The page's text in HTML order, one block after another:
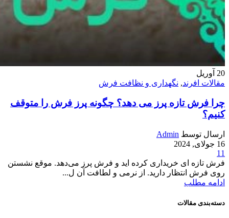
20 آوریل
مقالات افرند, نگهداری و نظافت فرش
چرا فرش تازه پرز می دهد؟ چگونه پرز فرش را متوقف
کنیم؟
ارسال توسط Admin
16 جولای, 2024
11
فرش تازه ای خریداری کرده اید و فرش پرز می‌دهد. موقع نشستن
روی فرش انتظار دارید. از نرمی و لطافت آن ل...
ادامه مطلب
دسته‌بندی مقالات